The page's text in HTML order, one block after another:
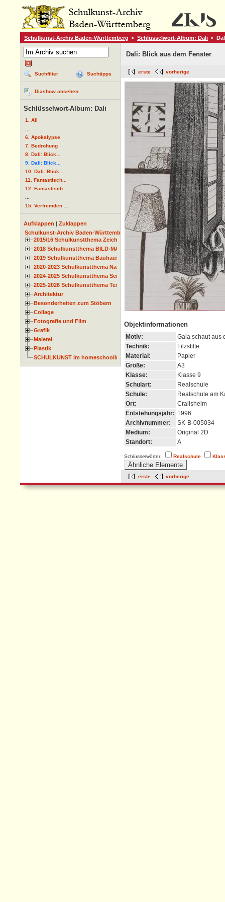
Schulkunst-Archiv Baden-Württemberg Schlüsselwort-Album: Dali
Suchfilter Suchtipps
Diashow ansehen
Schlüsselwort-Album: Dali
1. All
6. Apokalypse
7. Bedrohung
8. Dali: Blick...
9. Dali: Blick...
10. Dali: Blick...
11. Fantastisch...
12. Fantastisch...
15. Verfremden ...
Aufklappen | Zuklappen
Schulkunst-Archiv Baden-Württemberg
2015/16 Schulkunstthema Zeichnen
2018 Schulkunstthema BILD-MATERIAL-OBJEKT
2019 Schulkunstthema Bauhaus
2020-2023 Schulkunstthema Natur und Zeit
2024-2025 Schulkunstthema Serie
2025-2026 Schulkunstthema Textil
Architektur
Besonderheiten zum Stöbern
Collage
Fotografie und Film
Grafik
Malerei
Plastik
SCHULKUNST im homeschooling
Dali: Blick aus dem Fenster
erste vorherige
Objektinformationen
Motiv:
Gala schaut aus
Technik:
Filzstifte
Material:
Papier
Größe:
A3
Klasse:
Klasse 9
Schulart:
Realschule
Schule:
Realschule am
Ort:
Crailsheim
Entstehungsjahr: 1996
Archivnummer:
SK-B-005034
Medium:
Original 2D
Standort:
A
Schlüsselwörter: Realschule
erste vorherige